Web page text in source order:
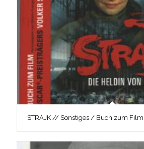
STRAJK // Sonstiges / Buch zum Film